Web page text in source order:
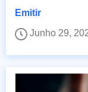
Emitir
Junho 29,